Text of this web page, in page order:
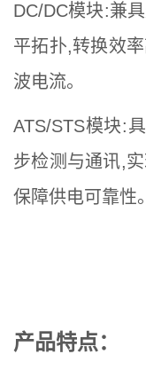
DC/DC模块:兼
平拓扑,转换效
波电流。
ATS/STS模块:
步检测与通讯,
保障供电可靠性。
产品特点：